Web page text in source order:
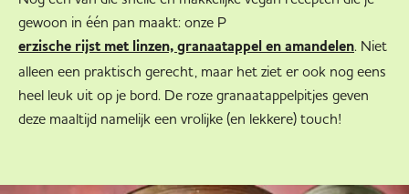
gewoon in één pan maakt: onze P
erzische rijst met linzen, granaatappel en amandelen. Niet
alleen een praktisch gerecht, maar het ziet er ook nog eens
heel leuk uit op je bord. De roze granaatappelpitjes geven
deze maaltijd namelijk een vrolijke (en lekkere) touch!